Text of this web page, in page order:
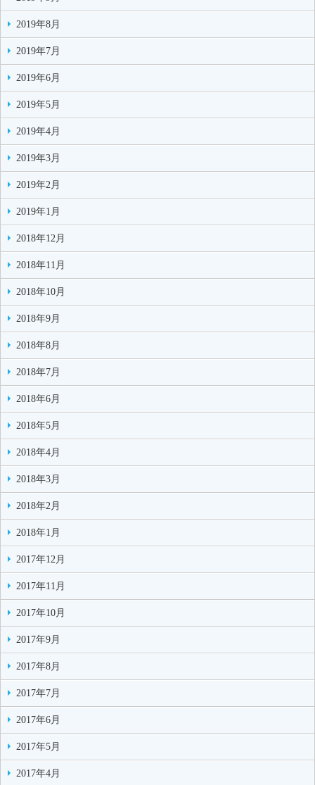
2019年8月
2019年7月
2019年6月
2019年5月
2019年4月
2019年3月
2019年2月
2019年1月
2018年12月
2018年11月
2018年10月
2018年9月
2018年8月
2018年7月
2018年6月
2018年5月
2018年4月
2018年3月
2018年2月
2018年1月
2017年12月
2017年11月
2017年10月
2017年9月
2017年8月
2017年7月
2017年6月
2017年5月
2017年4月